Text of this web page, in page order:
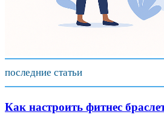
последние статьи
Как настроить фитнес